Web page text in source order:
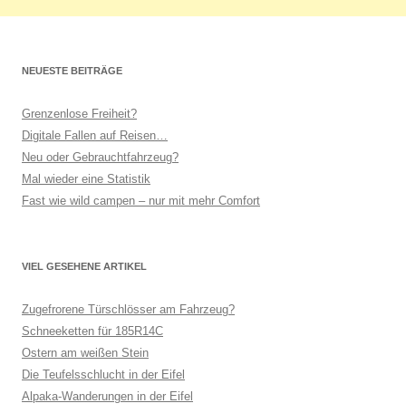
NEUESTE BEITRÄGE
Grenzenlose Freiheit?
Digitale Fallen auf Reisen…
Neu oder Gebrauchtfahrzeug?
Mal wieder eine Statistik
Fast wie wild campen – nur mit mehr Comfort
VIEL GESEHENE ARTIKEL
Zugefrorene Türschlösser am Fahrzeug?
Schneeketten für 185R14C
Ostern am weißen Stein
Die Teufelsschlucht in der Eifel
Alpaka-Wanderungen in der Eifel